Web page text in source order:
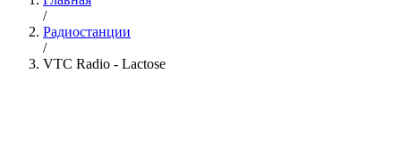
/
Радиостанции
/
VTC Radio - Lactose